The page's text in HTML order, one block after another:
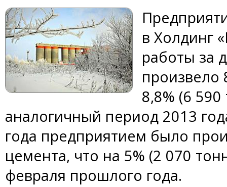
в Холдинг
работы за
произвело
8,8% (6
аналогичный период 2013
года предприятием было
цемента, что на 5% (2 070
февраля прошлого года.